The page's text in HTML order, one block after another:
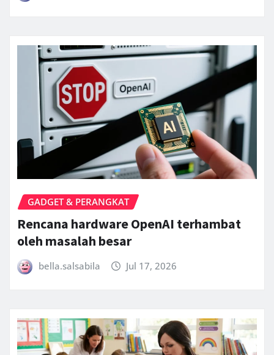
GADGET & PERANGKAT
Rencana hardware OpenAI terhambat
oleh masalah besar
bella.salsabila Jul 17, 2026